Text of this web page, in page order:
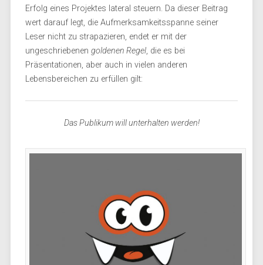
Erfolg eines Projektes lateral steuern. Da dieser Beitrag
wert darauf legt, die Aufmerksamkeitsspanne seiner
Leser nicht zu strapazieren, endet er mit der
ungeschriebenen goldenen Regel, die es bei
Präsentationen, aber auch in vielen anderen
Lebensbereichen zu erfüllen gilt:
Das Publikum will unterhalten werden!